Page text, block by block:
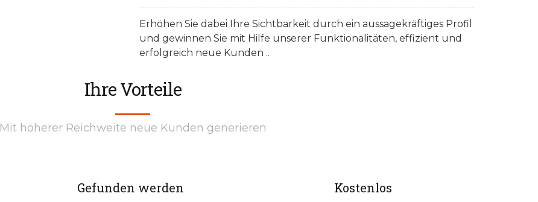
Erhöhen Sie dabei Ihre Sichtbarkeit durch ein aussagekräftiges Profil
und gewinnen Sie mit Hilfe unserer Funktionalitäten, effizient und
erfolgreich neue Kunden ..
Ihre Vorteile
Mit höherer Reichweite neue Kunden generieren
Gefunden werden Kostenlos